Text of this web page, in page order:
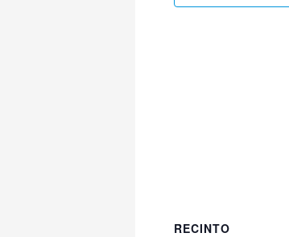
RECINTO